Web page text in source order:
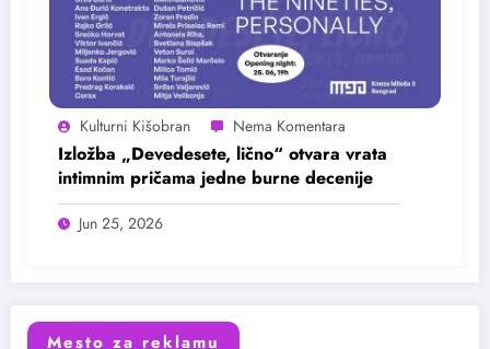
Kulturni Kišobran
Izložba „Devedesete, lično“ otvara vrata
intimnim pričama jedne burne decenije
Jun 25, 2026
Mesto za reklamu